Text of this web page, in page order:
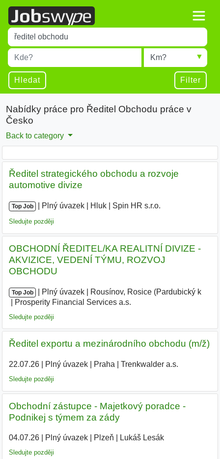
Title
Type 1 or more characters for results.
Místo
Type 1 or more characters for results.
Radius
Hledat Filter
Nabídky práce pro Ředitel Obchodu práce v
Česko
Back to category
Ředitel strategického obchodu a rozvoje
automotive divize
Top Job Plný úvazek Hluk Spin HR s.r.o.
Sledujte později
OBCHODNÍ ŘEDITEL/KA REALITNÍ DIVIZE -
AKVIZICE, VEDENÍ TÝMU, ROZVOJ
OBCHODU
Top Job Plný úvazek Rousínov, Rosice (Pardubický k
Prosperity Financial Services a.s.
Sledujte později
Ředitel exportu a mezinárodního obchodu (m/ž)
22.07.26| Plný úvazek| Praha Trenkwalder a.s.
Sledujte později
Obchodní zástupce - Majetkový poradce -
Podnikej s týmem za zády
04.07.26| Plný úvazek| Plzeň Lukáš Lesák|
Sledujte později